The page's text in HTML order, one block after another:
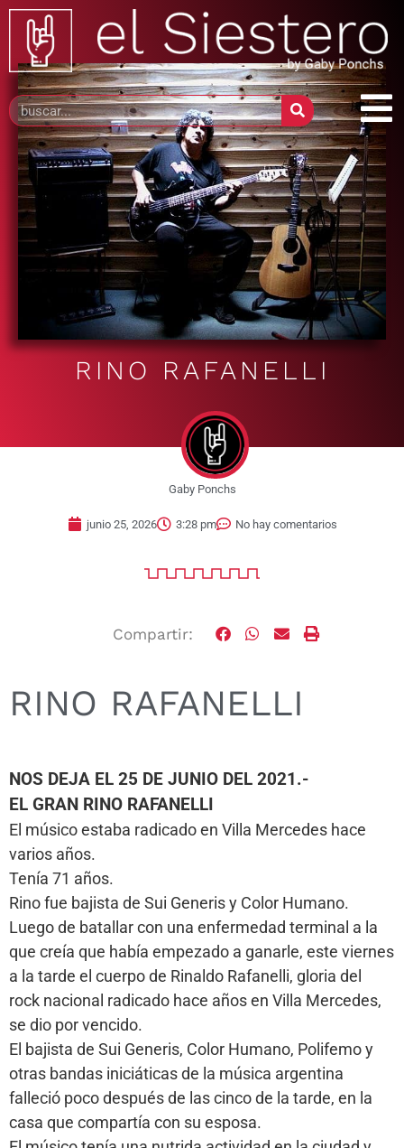
RINO RAFANELLI
Gaby Ponchs
junio 25, 2026 3:28 pm No hay comentarios
Compartir:
RINO RAFANELLI
NOS DEJA EL 25 DE JUNIO DEL 2021.-
EL GRAN RINO RAFANELLI
El músico estaba radicado en Villa Mercedes hace
varios años.
Tenía 71 años.
Rino fue bajista de Sui Generis y Color Humano.
Luego de batallar con una enfermedad terminal a la
que creía que había empezado a ganarle, este viernes
a la tarde el cuerpo de Rinaldo Rafanelli, gloria del
rock nacional radicado hace años en Villa Mercedes,
se dio por vencido.
El bajista de Sui Generis, Color Humano, Polifemo y
otras bandas iniciáticas de la música argentina
falleció poco después de las cinco de la tarde, en la
casa que compartía con su esposa.